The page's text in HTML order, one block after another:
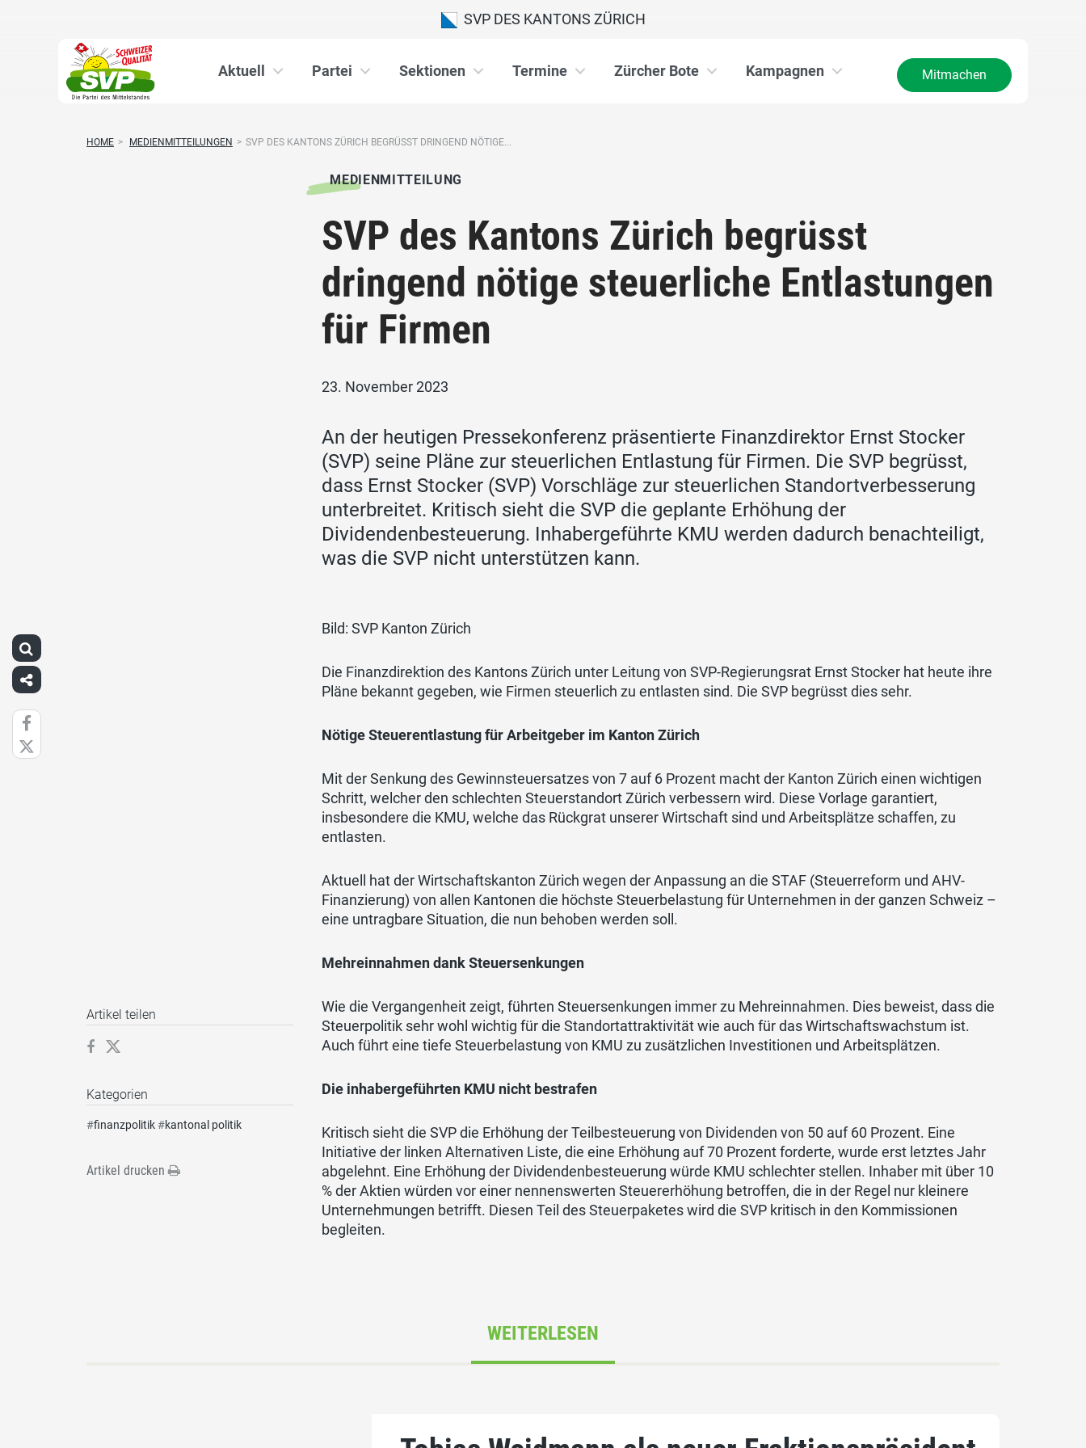
SVP DES KANTONS ZÜRICH
Aktuell Partei Sektionen Termine Zürcher Bote Kampagnen Mitmachen
HOME > MEDIENMITTEILUNGEN > SVP DES KANTONS ZÜRICH BEGRÜSST DRINGEND NÖTIGE...
MEDIENMITTEILUNG
SVP des Kantons Zürich begrüsst
dringend nötige steuerliche Entlastungen
für Firmen
23. November 2023
An der heutigen Pressekonferenz präsentierte Finanzdirektor Ernst Stocker
(SVP) seine Pläne zur steuerlichen Entlastung für Firmen. Die SVP begrüsst,
dass Ernst Stocker (SVP) Vorschläge zur steuerlichen Standortverbesserung
unterbreitet. Kritisch sieht die SVP die geplante Erhöhung der
Dividendenbesteuerung. Inhabergeführte KMU werden dadurch benachteiligt,
was die SVP nicht unterstützen kann.
Bild: SVP Kanton Zürich
Die Finanzdirektion des Kantons Zürich unter Leitung von SVP-Regierungsrat Ernst Stocker hat heute ihre
Pläne bekannt gegeben, wie Firmen steuerlich zu entlasten sind. Die SVP begrüsst dies sehr.
Nötige Steuerentlastung für Arbeitgeber im Kanton Zürich
Mit der Senkung des Gewinnsteuersatzes von 7 auf 6 Prozent macht der Kanton Zürich einen wichtigen
Schritt, welcher den schlechten Steuerstandort Zürich verbessern wird. Diese Vorlage garantiert,
insbesondere die KMU, welche das Rückgrat unserer Wirtschaft sind und Arbeitsplätze schaffen, zu
entlasten.
Aktuell hat der Wirtschaftskanton Zürich wegen der Anpassung an die STAF (Steuerreform und AHV-
Finanzierung) von allen Kantonen die höchste Steuerbelastung für Unternehmen in der ganzen Schweiz –
eine untragbare Situation, die nun behoben werden soll.
Mehreinnahmen dank Steuersenkungen
Wie die Vergangenheit zeigt, führten Steuersenkungen immer zu Mehreinnahmen. Dies beweist, dass die
Steuerpolitik sehr wohl wichtig für die Standortattraktivität wie auch für das Wirtschaftswachstum ist.
Auch führt eine tiefe Steuerbelastung von KMU zu zusätzlichen Investitionen und Arbeitsplätzen.
Die inhabergeführten KMU nicht bestrafen
Kritisch sieht die SVP die Erhöhung der Teilbesteuerung von Dividenden von 50 auf 60 Prozent. Eine
Initiative der linken Alternativen Liste, die eine Erhöhung auf 70 Prozent forderte, wurde erst letztes Jahr
abgelehnt. Eine Erhöhung der Dividendenbesteuerung würde KMU schlechter stellen. Inhaber mit über 10
% der Aktien würden vor einer nennenswerten Steuererhöhung betroffen, die in der Regel nur kleinere
Unternehmungen betrifft. Diesen Teil des Steuerpaketes wird die SVP kritisch in den Kommissionen
begleiten.
Artikel teilen
Kategorien
#finanzpolitik#kantonal politik
Artikel drucken
WEITERLESEN